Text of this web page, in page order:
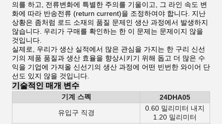
의를 하고, 전류변화에 특별한 주의를 기울이고, 그 라인 속도 변
화에 따라 반송전류 (return current)을 조정하여야 합니다. 지난
상황은 좀처럼 로드 소재의 품질 문제인 생산 과정에서 발생하지
않습니다. 우리가 구매를 확인하는 한 이 문제는 문제이지 않을
것입니다.
실제로, 우리가 생산 실적에서 많은 관심을 가지는 한 구리 신선
기의 제품 품질과 생산 효율을 향상시키기 위해 돕고 더 많은 수
익을 기업에 가져올 신선기의 생산 과정에 어떤 빈번한 와이어 단
선도 있지 않을 것입니다.
기술적인 매개 변수
기계 스펙
24DHA05
유입구 직경
0.60 밀리미터 내지
1.20 밀리미터